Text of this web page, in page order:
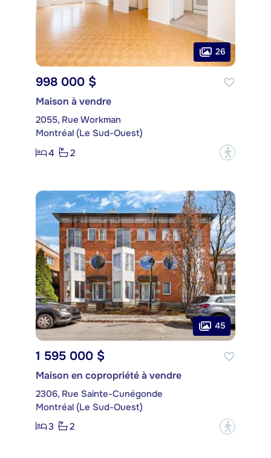
26
998 000 $
Maison à vendre
2055, Rue Workman
Montréal (Le Sud-Ouest)
4
2 ?
45
1 595 000 $
Maison en copropriété à vendre
2306, Rue Sainte-Cunégonde
Montréal (Le Sud-Ouest)
3
2 ?